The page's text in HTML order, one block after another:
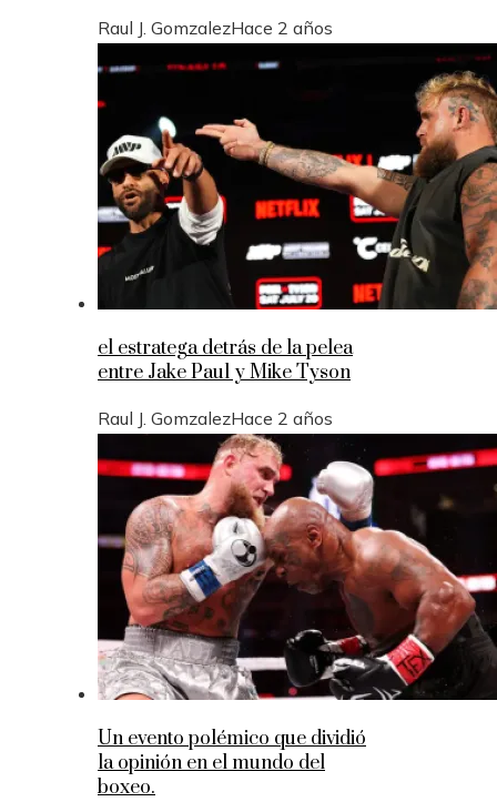
Raul J. GomzalezHace 2 años
el estratega detrás de la pelea
entre Jake Paul y Mike Tyson
Raul J. GomzalezHace 2 años
Un evento polémico que dividió
la opinión en el mundo del
boxeo.